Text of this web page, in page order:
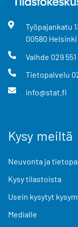
Työpajankatu
00580 Helsinki
Vaihde 029
Tietopalvelu
info@stat.fi
Kysy meiltä
Neuvonta ja
Kysy tilastoista
Usein kysytyt
Medialle